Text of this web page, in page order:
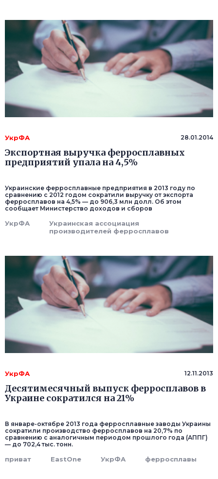
УкрФА 28.01.2014
Экспортная выручка ферросплавных
предприятий упала на 4,5%
Украинские ферросплавные предприятия в 2013 году по
сравнению с 2012 годом сократили выручку от экспорта
ферросплавов на 4,5% — до 906,3 млн долл. Об этом
сообщает Министерство доходов и сборов
УкрФА
Украинская ассоциация
производителей ферросплавов
УкрФА 12.11.2013
Десятимесячный выпуск ферросплавов в
Украине сократился на 21%
В январе-октябре 2013 года ферросплавные заводы Украины
сократили производство ферросплавов на 20,7% по
сравнению с аналогичным периодом прошлого года (АППГ)
— до 702,4 тыс. тонн.
приват EastOne УкрФА ферросплавы